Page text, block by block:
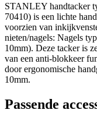
STANLEY handtacker
70410) is een lichte
voorzien van
nieten/nagels: Nagels
10mm). Deze tacker is
van een anti-blokkeer
door ergonomische
10mm.
Passende